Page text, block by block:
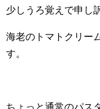
少しうろ覚えで申し
海老のトマトクリー
す。
ちょっと通常のパス